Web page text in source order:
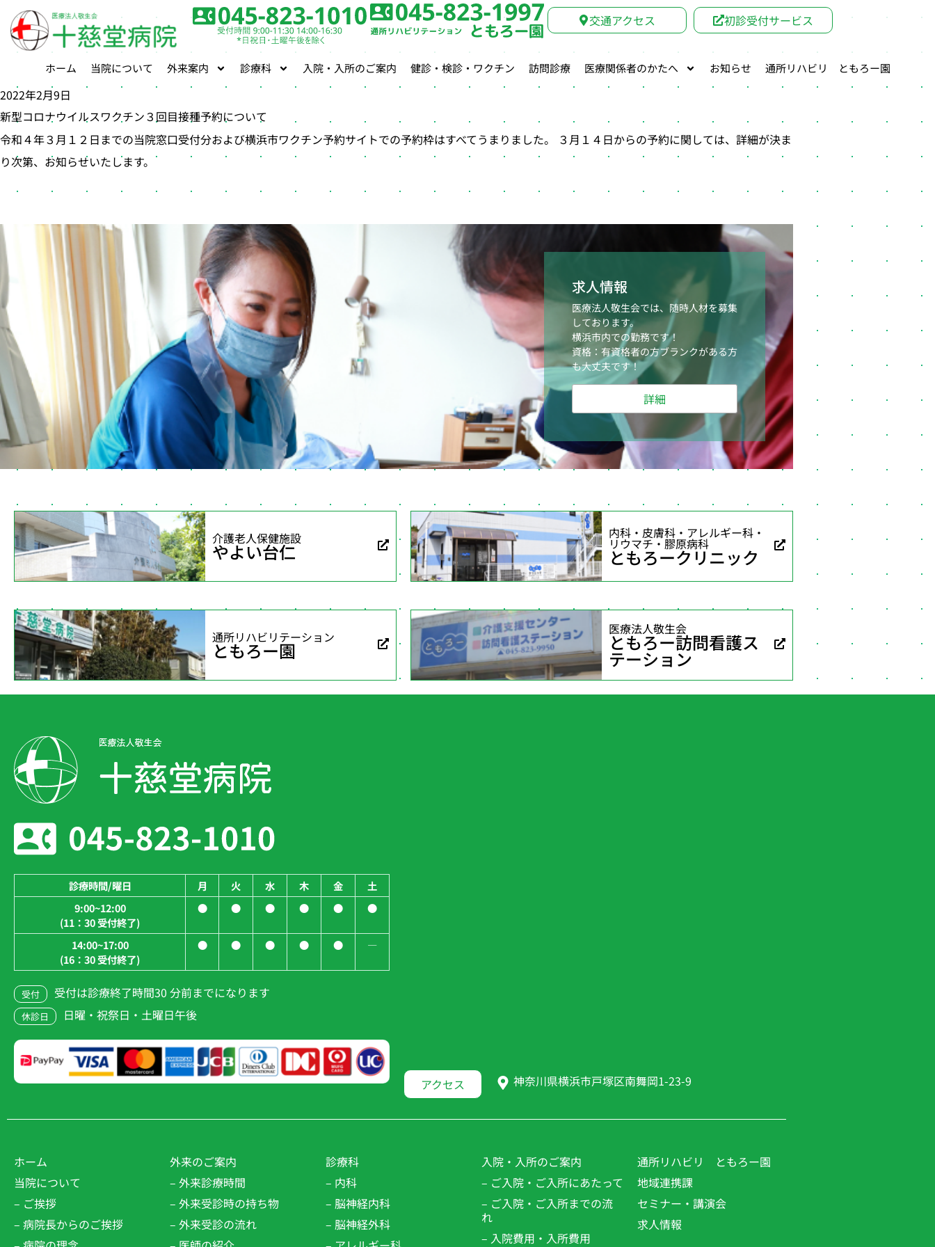
交通アクセス 初診受付サービス
ホーム 当院について 外来案内 診療科 入院・入所のご案内 健診・検診・ワクチン 訪問診療 医療関係者のかたへ お知らせ 通所リハビリ ともろー園
2022年2月9日
新型コロナウイルスワクチン３回目接種予約について
令和４年３月１２日までの当院窓口受付分および横浜市ワクチン予約サイトでの予約枠はすべてうまりました。 ３月１４日からの予約に関しては、詳細が決ま
り次第、お知らせいたします。
求人情報
医療法人敬生会では、随時人材を募集
しております。
横浜市内での勤務です！
資格：有資格者の方ブランクがある方
も大丈夫です！
詳細
介護老人保健施設
やよい台仁
内科・皮膚科・アレルギー科・
リウマチ・膠原病科
ともろークリニック
通所リハビリテーション
ともろー園
医療法人敬生会
ともろー訪問看護ス
テーション
診療時間/曜日 月 火 水 木 金
土
9:00~12:00
(11：30 受付終了)
● ● ● ● ● ●
14:00~17:00
(16：30 受付終了)
● ● ● ● ● ―
受付 受付は診療終了時間30 分前までになります
休診日 日曜・祝祭日・土曜日午後
アクセス 神奈川県横浜市戸塚区南舞岡1-23-9
ホーム
当院について
– ご挨拶
– 病院長からのご挨拶
外来のご案内
– 外来診療時間
– 外来受診時の持ち物
– 外来受診の流れ
診療科
– 内科
– 脳神経内科
– 脳神経外科
入院・入所のご案内
– ご入院・ご入所にあたって
– ご入院・ご入所までの流
れ
– 入院費用・入所費用
通所リハビリ ともろー園
地域連携課
セミナー・講演会
求人情報